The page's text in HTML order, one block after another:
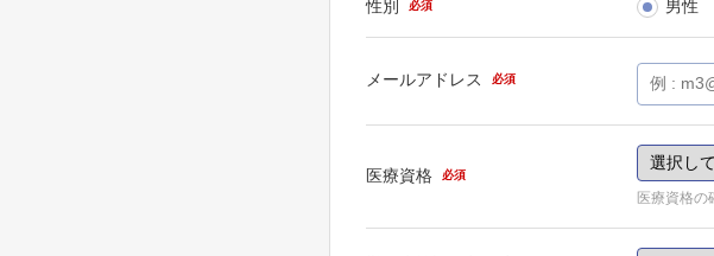
性別 必須 男性
メールアドレス 必須
医療資格 必須
医療資格の